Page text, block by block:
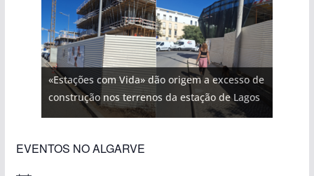
«Estações com Vida» dão origem a excesso de
construção nos terrenos da estação de Lagos
EVENTOS NO ALGARVE